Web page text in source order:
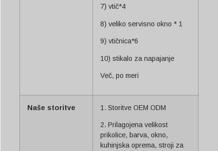
7) vtič*4
8) veliko servisno okno * 1
9) vtičnica*6
10) stikalo za napajanje
Več, po meri
Naše storitve 1. Storitve OEM ODM
2. Prilagojena velikost
prikolice, barva, okno,
kuhinjska oprema, stroji za